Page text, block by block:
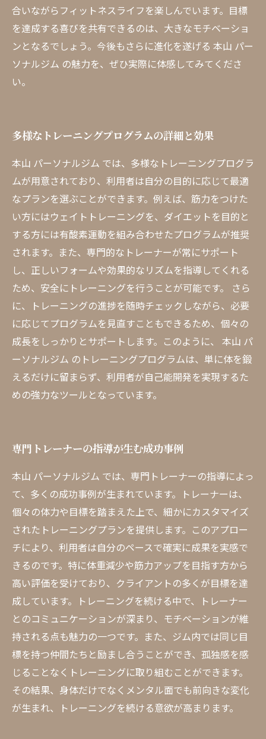
合いながらフィットネスライフを楽しんでいます。目標
を達成する喜びを共有できるのは、大きなモチベーショ
ンとなるでしょう。今後もさらに進化を遂げる 本山 パー
ソナルジム の魅力を、ぜひ実際に体感してみてくださ
い。
多様なトレーニングプログラムの詳細と効果
本山 パーソナルジム では、多様なトレーニングプログラ
ムが用意されており、利用者は自分の目的に応じて最適
なプランを選ぶことができます。例えば、筋力をつけた
い方にはウェイトトレーニングを、ダイエットを目的と
する方には有酸素運動を組み合わせたプログラムが推奨
されます。また、専門的なトレーナーが常にサポート
し、正しいフォームや効果的なリズムを指導してくれる
ため、安全にトレーニングを行うことが可能です。 さら
に、トレーニングの進捗を随時チェックしながら、必要
に応じてプログラムを見直すこともできるため、個々の
成長をしっかりとサポートします。このように、 本山 パ
ーソナルジム のトレーニングプログラムは、単に体を鍛
えるだけに留まらず、利用者が自己能開発を実現するた
めの強力なツールとなっています。
専門トレーナーの指導が生む成功事例
本山 パーソナルジム では、専門トレーナーの指導によっ
て、多くの成功事例が生まれています。トレーナーは、
個々の体力や目標を踏まえた上で、細かにカスタマイズ
されたトレーニングプランを提供します。このアプロー
チにより、利用者は自分のペースで確実に成果を実感で
きるのです。特に体重減少や筋力アップを目指す方から
高い評価を受けており、クライアントの多くが目標を達
成しています。トレーニングを続ける中で、トレーナー
とのコミュニケーションが深まり、モチベーションが維
持される点も魅力の一つです。また、ジム内では同じ目
標を持つ仲間たちと励まし合うことができ、孤独感を感
じることなくトレーニングに取り組むことができます。
その結果、身体だけでなくメンタル面でも前向きな変化
が生まれ、トレーニングを続ける意欲が高まります。